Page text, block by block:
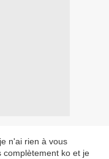
n'ai rien à vous
complètement ko et je